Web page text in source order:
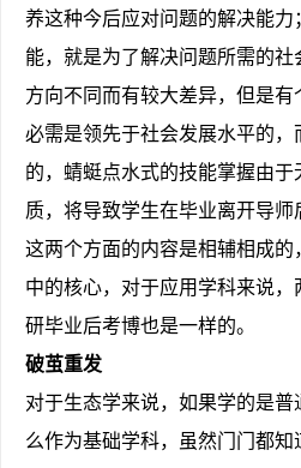
养这种今后应对问题的解决能力
能，就是为了解决问题所需的
方向不同而有较大差异，但是
必需是领先于社会发展水平的，
的，蜻蜓点水式的技能掌握由
质，将导致学生在毕业离开导师
这两个方面的内容是相辅相成
中的核心，对于应用学科来说
研毕业后考博也是一样的。
破茧重发
对于生态学来说，如果学的是
么作为基础学科，虽然门门都